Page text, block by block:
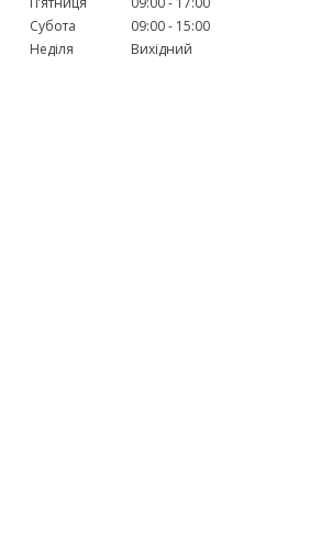
Субота
09:00
15:00
Неділя
Вихідний